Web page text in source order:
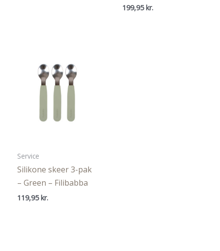
199,95kr.
Service
Silikone skeer 3-pak
– Green – Filibabba
119,95 kr.